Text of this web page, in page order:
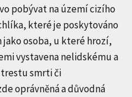
pobývat na území cizího
které je poskytováno
osoba, u které hrozí,
vystavena nelidskému a
smrti či
oprávněná a důvodná